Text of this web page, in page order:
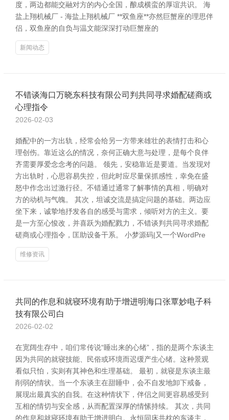
度，两边都能交融对方的内心全国，酿成横蛮的厚谊共识。 海
盐上翔机械厂 - 海盐上翔机械厂 **双鱼座**亦然巨蟹座的理思伴
侣，双鱼座的自负与温文能深深打动巨蟹座的
新闻动态
不错谈海口万晓东科技有限公司判共同寻求婚配磋商或
心理指令
2026-02-03
婚配中的一方出轨，经常会给另一方带来雄壮的表情打击和心
理创伤。靠近这么的情况，奈何正确大意与处理，是每个良伴
齐需要厚爱念念考的问题。 领先，安稳靠近是要道。当发现对
方出轨时，心思容易失控，但此时应尽量保抓感性，幸免在盛
怒中作念出过激行径。不错通过通常了解事情的真相，明确对
方的动机与气魄。 其次，坦诚交流是搞定问题的基础。两边应
坐下来，诚挚地抒发各自的感受与需求，倾听对方的主义。要
是一方至心悛改，并喜跃为婚配戮力，不错谈判共同寻求婚配
磋商或心理指令，匡助设备干系。 小梦源码|又一个WordPre
维修资讯
共同的作息和就寝环境有助于增进明海口张覃妙电子科
技有限公司白
2026-02-02
在宽阔生存中，咱们常传说“睡出来的心绪”，指的是两个东谈主
因为共同的就寝技能、民俗或环境而迟缓产生心绪。这种景观
看似只怕，实则有其神色和生理基础。 最初，就寝是东谈主最
削弱的情状。当一个东谈主在甜睡中，会不自发地卸下戒备，
展现出最真实的自我。在这种情状下，伴侣之间更容易感受到
互相的情切与安全感，从而配置深厚的情愫持续。 其次，共同
的作息和就寝环境有助于增进明白。永恒同床共枕的东谈主，